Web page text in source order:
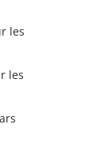
les
les